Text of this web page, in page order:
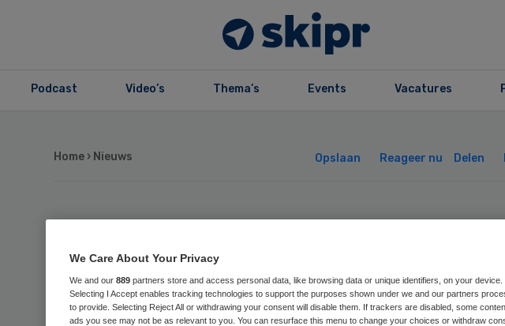
Podcast Video’s Thema’s Events Vacatures
Home › Nieuws Opslaan Reageer nu Delen
UMCG wacht
bezuiniging van 25
We Care About Your Privacy
We and our 889 partners store and access personal data, like browsing data or unique identifiers, on your device.
Selecting I Accept enables tracking technologies to support the purposes shown under we and our partners
to provide. Selecting Reject All or withdrawing your consent will disable them. If trackers are disabled, some
ads you see may not be as relevant to you. You can resurface this menu to change your choices or withdraw